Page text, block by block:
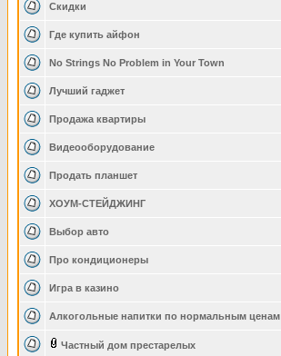
Скидки
Где купить айфон
No Strings No Problem in Your Town
Лучший гаджет
Продажа квартиры
Видеооборудование
Продать планшет
ХОУМ-СТЕЙДЖИНГ
Выбор авто
Про кондиционеры
Игра в казино
Алкогольные напитки по нормальным ценам
Частный дом престарелых